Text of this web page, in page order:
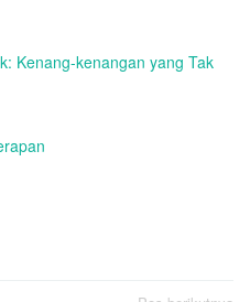
Kenang-kenangan yang Tak